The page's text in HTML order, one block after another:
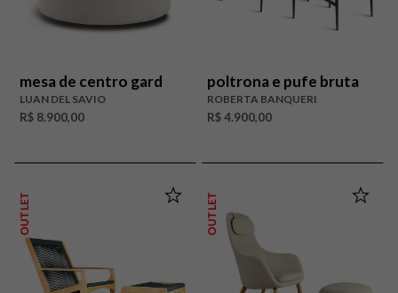
mesa de centro gard
LUAN DEL SAVIO
R$ 8.900,00
poltrona e pufe bruta
ROBERTA BANQUERI
R$ 4.900,00
OUTLET OUTLET